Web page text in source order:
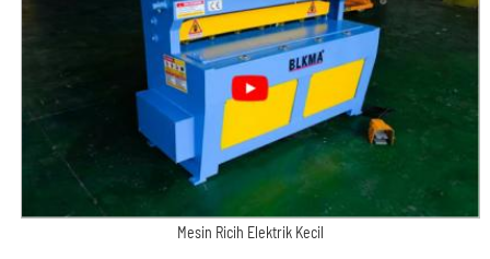
Mesin Ricih Elektrik Kecil